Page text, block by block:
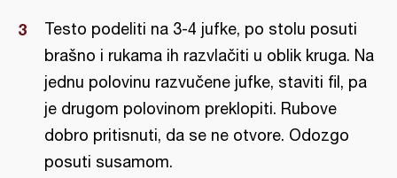
Testo podeliti na 3-4 jufke, po stolu posuti
brašno i rukama ih razvlačiti u oblik kruga. Na
jednu polovinu razvučene jufke, staviti fil, pa
je drugom polovinom preklopiti. Rubove
dobro pritisnuti, da se ne otvore. Odozgo
posuti susamom.